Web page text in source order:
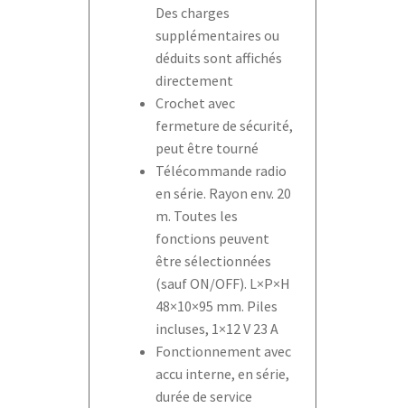
Des charges
supplémentaires ou
déduits sont affichés
directement
Crochet avec
fermeture de sécurité,
peut être tourné
Télécommande radio
en série. Rayon env. 20
m. Toutes les
fonctions peuvent
être sélectionnées
(sauf ON/OFF). L×P×H
48×10×95 mm. Piles
incluses, 1×12 V 23 A
Fonctionnement avec
accu interne, en série,
durée de service